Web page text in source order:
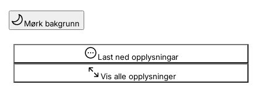
Lag og foreining
Registrere, endre, slette
Mørk bakgrunn
Last ned opplysningar
Vis alle opplysninger
Opplysninger er skjult